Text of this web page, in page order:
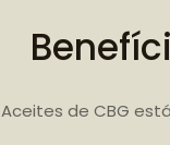
Aceites de CBG